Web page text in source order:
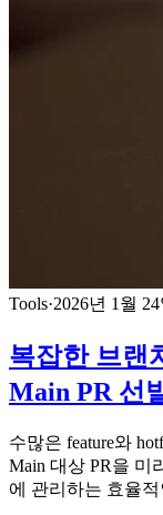
Tools·2026년 1월 24
복잡한 브랜
Main PR 선
수많은 feature와
Main 대상 PR을 미
에 관리하는 효율